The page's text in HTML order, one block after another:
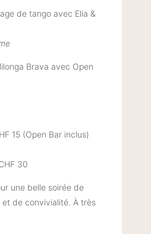
de tango avec Elia &
Brava avec Open
15 (Open Bar inclus)
30
une belle soirée de
de convivialité. À très